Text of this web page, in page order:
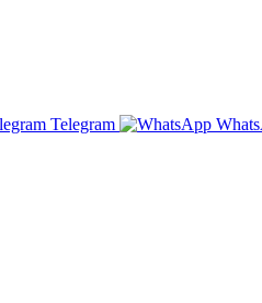
Telegram